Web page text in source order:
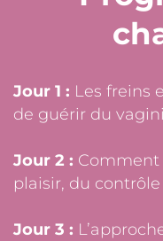
Jour 1 : Les freins
de guérir du
Jour 2 : Comment
plaisir, du
Jour 3 :